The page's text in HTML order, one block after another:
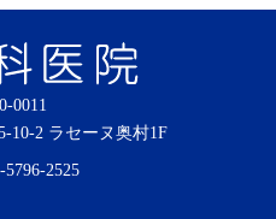
0011
10-2 ラセーヌ奥村1F
5796-2525